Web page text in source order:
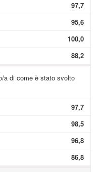
97,7
95,6
100,0
88,2
a di come è stato svolto
97,7
98,5
96,8
86,8